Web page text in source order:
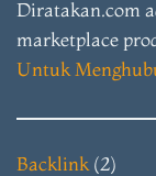
Diratakan.com
marketplace
Untuk
Backlink (2)